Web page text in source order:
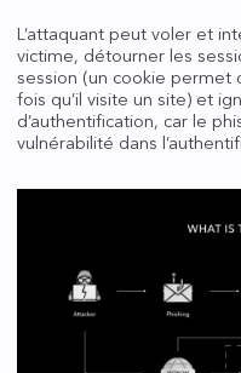
L’attaquant peut voler et
victime, détourner les
session (un cookie permet
fois qu’il visite un site) et
d’authentification, car le
vulnérabilité dans